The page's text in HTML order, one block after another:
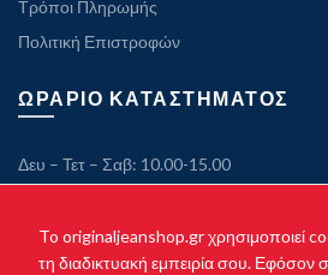
Τρόποι Πληρωμής
Πολιτική Επιστροφών
ΩΡΑΡΙΟ ΚΑΤΑΣΤΗΜΑΤΟΣ
Δευ – Τετ – Σαβ: 10.00-15.00
Κυριακή: Κλειστά
To originaljeanshop.gr χρησιμοποιεί
τη διαδικτυακή εμπειρία σου. Εφόσον